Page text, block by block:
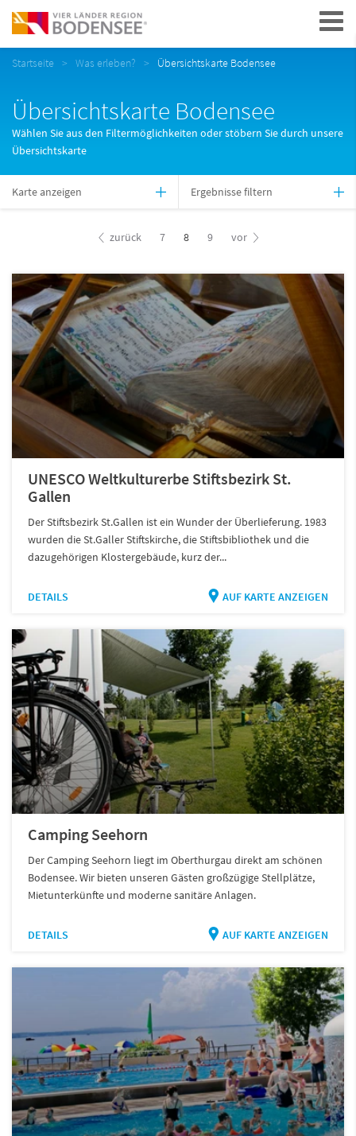
Navigation
Startseite Was erleben? Übersichtskarte Bodensee
Übersichtskarte Bodensee
Wählen Sie aus den Filtermöglichkeiten oder stöbern Sie durch unsere
Übersichtskarte
Karte anzeigen Ergebnisse filtern
zurück 7 8 9 vor
UNESCO Weltkulturerbe Stiftsbezirk St.
Gallen
Der Stiftsbezirk St.Gallen ist ein Wunder der Überlieferung. 1983
wurden die St.Galler Stiftskirche, die Stiftsbibliothek und die
dazugehörigen Klostergebäude, kurz der...
DETAILS AUF KARTE ANZEIGEN
Camping Seehorn
Der Camping Seehorn liegt im Oberthurgau direkt am schönen
Bodensee. Wir bieten unseren Gästen großzügige Stellplätze,
Mietunterkünfte und moderne sanitäre Anlagen.
DETAILS AUF KARTE ANZEIGEN